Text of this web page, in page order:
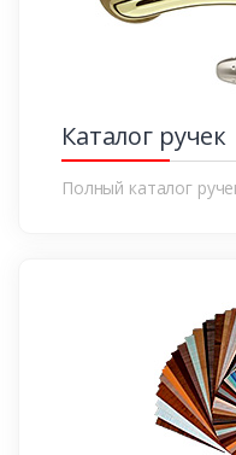
Каталог ручек
Полный каталог